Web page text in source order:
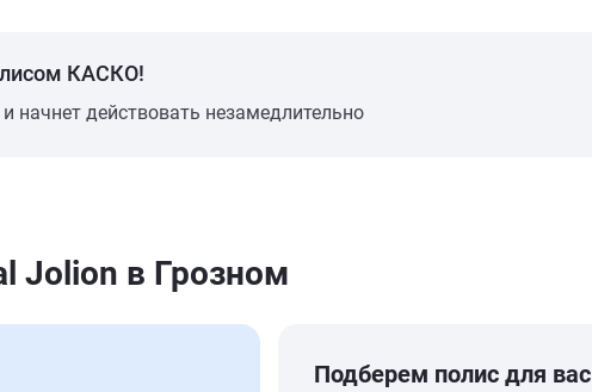
КАСКО!
начнет действовать незамедлительно
Jolion в Грозном
Подберем полис для вас